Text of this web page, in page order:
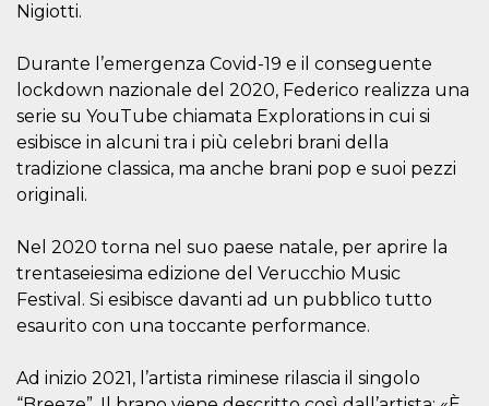
Nigiotti.
Durante l’emergenza Covid-19 e il conseguente
lockdown nazionale del 2020, Federico realizza una
serie su YouTube chiamata Explorations in cui si
esibisce in alcuni tra i più celebri brani della
tradizione classica, ma anche brani pop e suoi pezzi
originali.
Nel 2020 torna nel suo paese natale, per aprire la
trentaseiesima edizione del Verucchio Music
Festival. Si esibisce davanti ad un pubblico tutto
esaurito con una toccante performance.
Ad inizio 2021, l’artista riminese rilascia il singolo
los servicios de
procesamiento
de pagos,
facilitando el
almacenamiento
en el navegador
para hacer que
CookieScriptConsent
CookieScript
oooh.events
4 semanas 2
días
El servicio
Cookie-
Script.com
utiliza esta
de cookies de
los visitantes. Es